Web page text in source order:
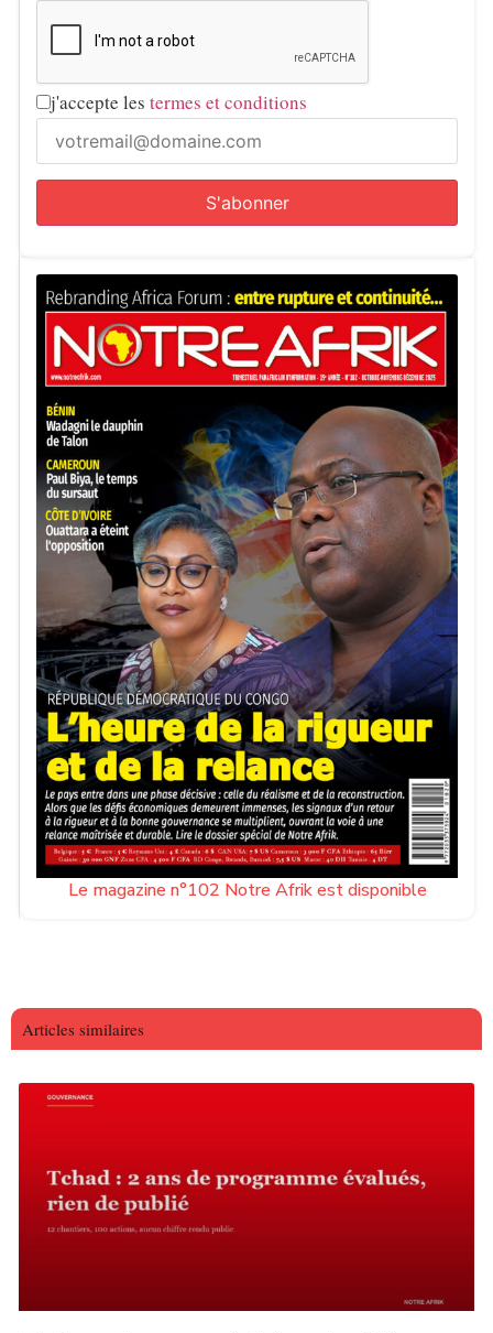
j'accepte les termes et conditions
Le magazine n°102 Notre Afrik est disponible
Articles similaires